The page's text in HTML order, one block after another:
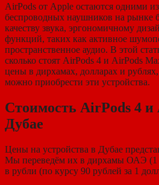
AirPods от Apple остаются одними
беспроводных наушников на рынке
качеству звука, эргономичному
функций, таких как активное
пространственное аудио. В этой
сколько стоят AirPods 4 и AirPods
цены в дирхамах, долларах и
можно приобрести эти устройства.
Стоимость AirPods 4
Дубае
Цены на устройства в Дубае
Мы переведём их в дирхамы ОАЭ (1
в рубли (по курсу 90 рублей за 1